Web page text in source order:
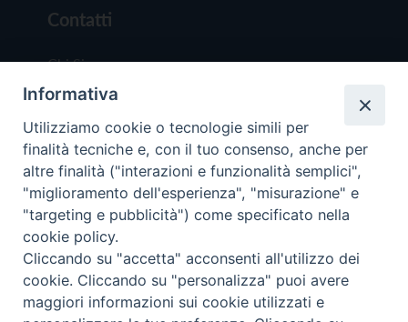
Contatti
Chi Siamo
Redazione
Scrivici
Copyright © 2019 - Tutti i diritti riservati - Vita
Trentina Editrice
Privacy Policy
Informativa
Utilizziamo cookie o tecnologie simili per
finalità tecniche e, con il tuo consenso, anche per
altre finalità ("interazioni e funzionalità semplici",
"miglioramento dell'esperienza", "misurazione" e
"targeting e pubblicità") come specificato nella
cookie policy.
Cliccando su "accetta" acconsenti all'utilizzo dei
cookie. Cliccando su "personalizza" puoi avere
maggiori informazioni sui cookie utilizzati e